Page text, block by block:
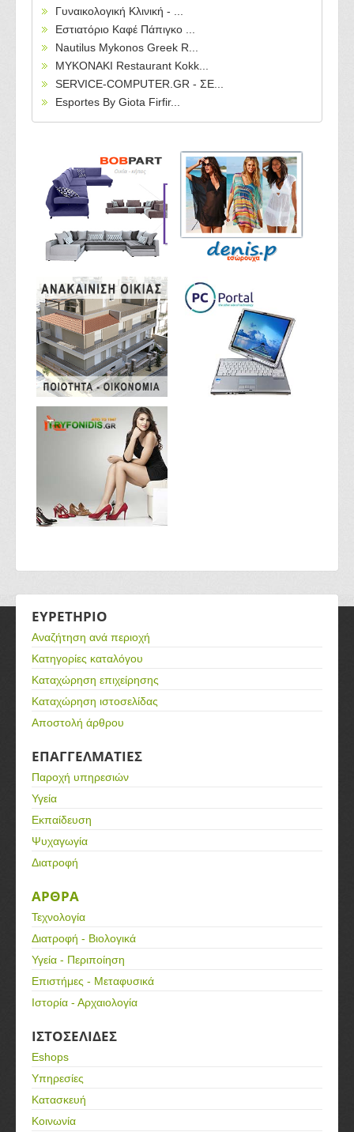
Γυναικολογική Κλινική - ...
Εστιατόριο Καφέ Πάπιγκο ...
Nautilus Mykonos Greek R...
MYKONAKI Restaurant Kokk...
SERVICE-COMPUTER.GR - ΣΕ...
Esportes By Giota Firfir...
ΕΥΡΕΤΗΡΙΟ
Αναζήτηση ανά περιοχή
Κατηγορίες καταλόγου
Καταχώρηση επιχείρησης
Καταχώρηση ιστοσελίδας
Αποστολή άρθρου
ΕΠΑΓΓΕΛΜΑΤΙΕΣ
Παροχή υπηρεσιών
Υγεία
Εκπαίδευση
Ψυχαγωγία
Διατροφή
ΑΡΘΡΑ
Τεχνολογία
Διατροφή - Βιολογικά
Υγεία - Περιποίηση
Επιστήμες - Μεταφυσικά
Ιστορία - Αρχαιολογία
ΙΣΤΟΣΕΛΙΔΕΣ
Eshops
Υπηρεσίες
Κατασκευή
Κοινωνία